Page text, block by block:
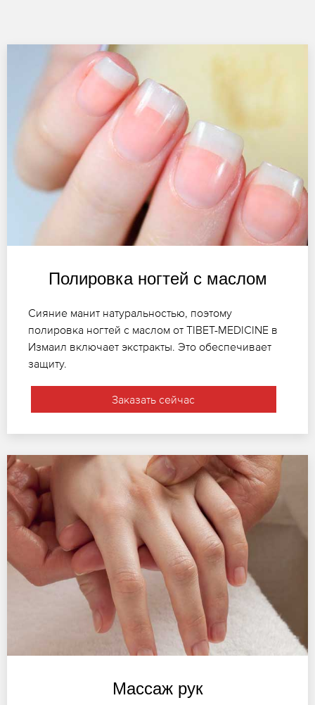
Полировка ногтей с маслом
Сияние манит натуральностью, поэтому
полировка ногтей с маслом от TIBET-MEDICINE в
Измаил включает экстракты. Это обеспечивает
защиту.
Заказать сейчас
Массаж рук